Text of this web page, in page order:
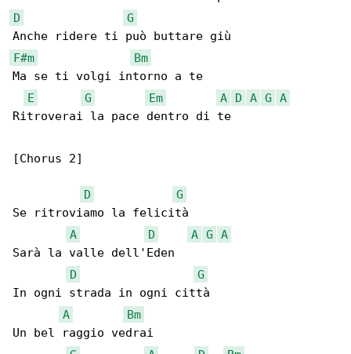
D
G
F#m
Bm
Ma se ti volgi intorno a te
E
G Em A D A G
A
Ritroverai la pace dentro di te
[Chorus 2]
D
G
Se ritroviamo la felicità
A
D A G
A
Sarà la valle dell'Eden
D
G
In ogni strada in ogni città
A
Bm
Un bel raggio vedrai